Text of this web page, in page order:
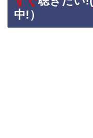
中!）